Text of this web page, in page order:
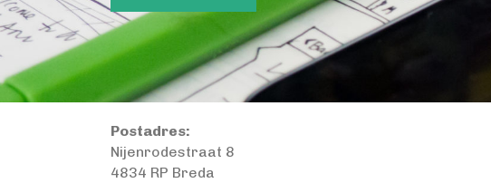
Postadres:
Nijenrodestraat 8
4834 RP Breda